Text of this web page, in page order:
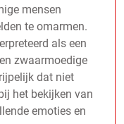
mensen
te omarmen.
als een
zwaarmoedige
dat niet
het bekijken van
emoties en